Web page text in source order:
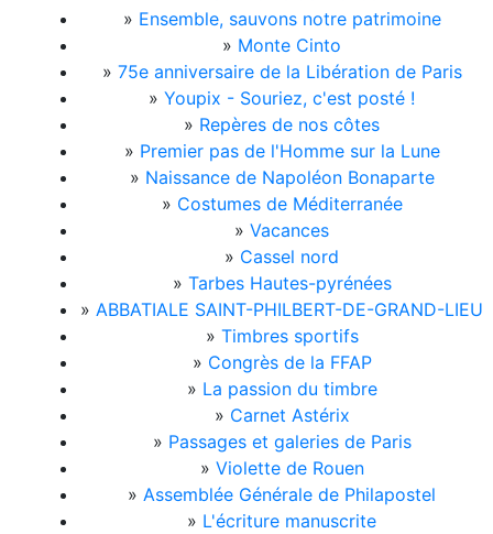
» Ensemble, sauvons notre patrimoine
» Monte Cinto
» 75e anniversaire de la Libération de Paris
» Youpix - Souriez, c'est posté !
» Repères de nos côtes
» Premier pas de l'Homme sur la Lune
» Naissance de Napoléon Bonaparte
» Costumes de Méditerranée
» Vacances
» Cassel nord
» Tarbes Hautes-pyrénées
» ABBATIALE SAINT-PHILBERT-DE-GRAND-LIEU
» Timbres sportifs
» Congrès de la FFAP
» La passion du timbre
» Carnet Astérix
» Passages et galeries de Paris
» Violette de Rouen
» Assemblée Générale de Philapostel
» L'écriture manuscrite